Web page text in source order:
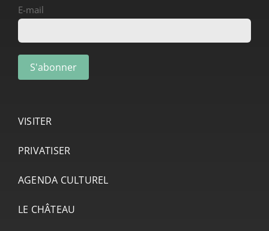
E-mail
VISITER
PRIVATISER
AGENDA CULTUREL
LE CHÂTEAU